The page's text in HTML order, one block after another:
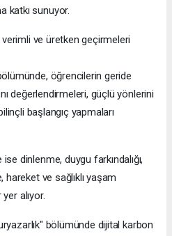
katkı sunuyor.
ve üretken geçirmeleri
öğrencilerin geride
değerlendirmeleri, güçlü yönlerini
başlangıç yapmaları
dinlenme, duygu farkındalığı,
ve sağlıklı yaşam
yer alıyor.
bölümünde dijital karbon